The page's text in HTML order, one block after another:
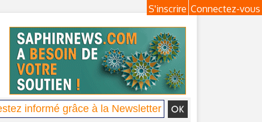
Connectez-vous
S'inscrire